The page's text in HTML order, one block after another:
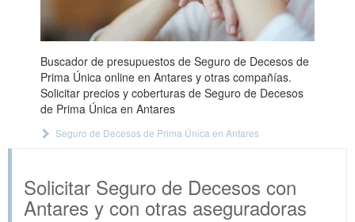
Buscador de presupuestos de Seguro de Decesos de
Prima Única online en Antares y otras compañías.
Solicitar precios y coberturas de Seguro de Decesos
de Prima Única en Antares
Seguro de Decesos de Prima Única en Antares
Solicitar Seguro de Decesos con
Antares y con otras aseguradoras